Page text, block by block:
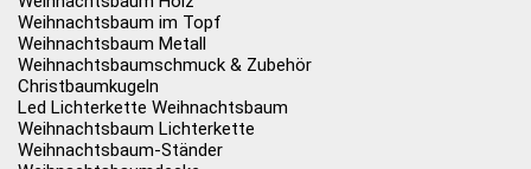
Weihnachtsbaum im Topf
Weihnachtsbaum Metall
Weihnachtsbaumschmuck & Zubehör
Christbaumkugeln
Led Lichterkette Weihnachtsbaum
Weihnachtsbaum Lichterkette
Weihnachtsbaum-Ständer